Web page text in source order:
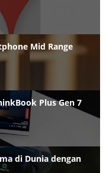
Mid Range
Plus Gen 7
di Dunia dengan